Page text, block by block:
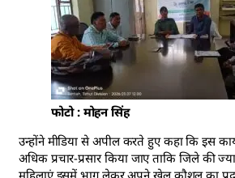
फोटो : मोहन सिंह
उन्होंने मीडिया से अपील करते हुए कहा कि इस
अधिक प्रचार-प्रसार किया जाए ताकि जिले की